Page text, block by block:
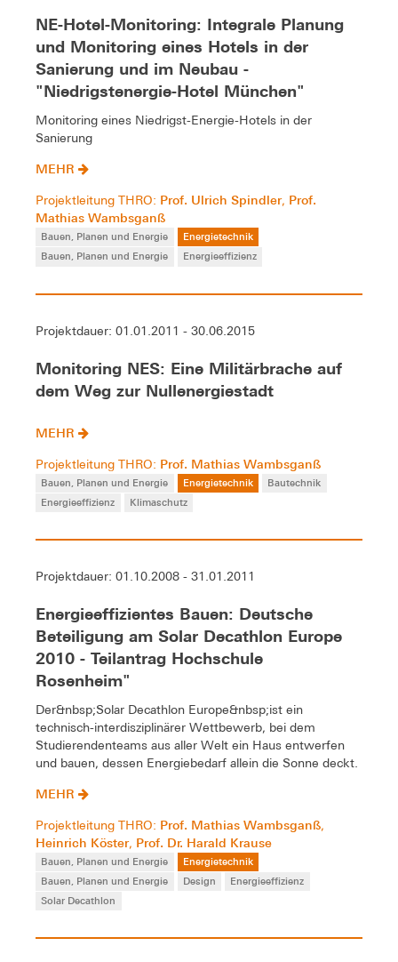
NE-Hotel-Monitoring: Integrale Planung
und Monitoring eines Hotels in der
Sanierung und im Neubau -
"Niedrigstenergie-Hotel München"
Monitoring eines Niedrigst-Energie-Hotels in der
Sanierung
MEHR
Projektleitung THRO: Prof. Ulrich Spindler, Prof.
Mathias Wambsganß
Bauen, Planen und Energie
Energietechnik
Bauen, Planen und Energie
Energieeffizienz
Projektdauer: 01.01.2011 - 30.06.2015
Monitoring NES: Eine Militärbrache auf
dem Weg zur Nullenergiestadt
MEHR
Projektleitung THRO: Prof. Mathias Wambsganß
Bauen, Planen und Energie Energietechnik
Bautechnik
Energieeffizienz
Klimaschutz
Projektdauer: 01.10.2008 - 31.01.2011
Energieeffizientes Bauen: Deutsche
Beteiligung am Solar Decathlon Europe
2010 - Teilantrag Hochschule
Rosenheim"
Der&nbsp;Solar Decathlon Europe&nbsp;ist ein
technisch-interdisziplinärer Wettbewerb, bei dem
Studierendenteams aus aller Welt ein Haus entwerfen
und bauen, dessen Energiebedarf allein die Sonne deckt.
MEHR
Projektleitung THRO: Prof. Mathias Wambsganß,
Heinrich Köster, Prof. Dr. Harald Krause
Bauen, Planen und Energie
Energietechnik
Bauen, Planen und Energie
Design
Energieeffizienz
Solar Decathlon